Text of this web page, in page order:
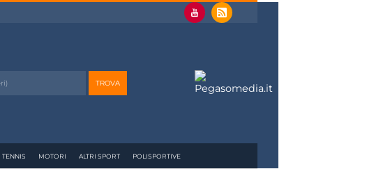
TENNIS MOTORI ALTRI SPORT POLISPORTIVE